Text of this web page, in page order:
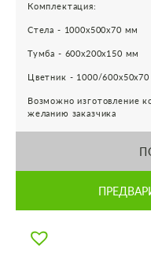
Комплектация:
Стела - 1000х500х70 мм
Тумба - 600х200х150 мм
Цветник - 1000/
Возможно изготовление
желанию заказчика